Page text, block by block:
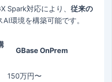
Spark対応により、従来の
環境を構築可能です。
GBase OnPrem
150万円〜